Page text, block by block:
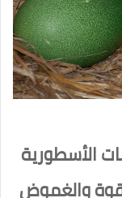
الأسطورية
والغموض